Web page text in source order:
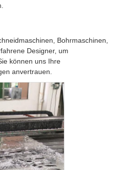
Bohrmaschinen,
Designer, um
können uns Ihre
anvertrauen.